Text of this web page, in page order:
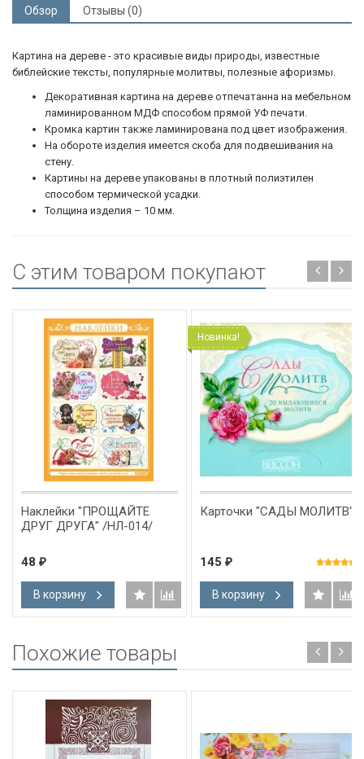
Обзор Отзывы (0)
Картина на дереве - это красивые виды природы, известные
библейские тексты, популярные молитвы, полезные афоризмы.
Декоративная картина на дереве отпечатанна на мебельном
ламинированном МДФ способом прямой УФ печати.
Кромка картин также ламинирована под цвет изображения.
На обороте изделия имеется скоба для подвешивания на
стену.
Картины на дереве упакованы в плотный полиэтилен
способом термической усадки.
Толщина изделия – 10 мм.
C этим товаром покупают
Наклейки "ПРОЩАЙТЕ
ДРУГ ДРУГА" /НЛ-014/
48 ₽
В корзину
Новинка!
Карточки "САДЫ МОЛИТВ"
145 ₽
В корзину
Похожие товары